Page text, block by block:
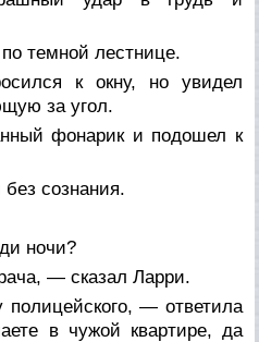
темной лестнице.
к окну, но увидел
за угол.
фонарик и подошел к
сознания.
ночи?
— сказал Ларри.
— ответила
в чужой квартире, да